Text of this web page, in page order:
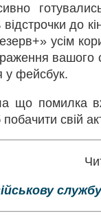
відстрочки до
усім
вашого
у фейсбук.
що помилка
свій